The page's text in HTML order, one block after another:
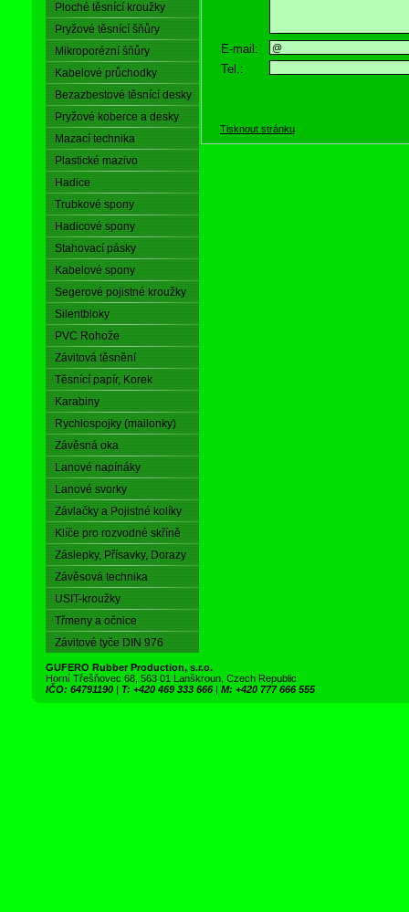
Ploché těsnící kroužky
Pryžové těsnící šňůry
Mikroporézní šňůry
Kabelové průchodky
Bezazbestové těsnící desky
Pryžové koberce a desky
Mazací technika
Plastické mazivo
Hadice
Trubkové spony
Hadicové spony
Stahovací pásky
Kabelové spony
Segerové pojistné kroužky
Silentbloky
PVC Rohože
Závitová těsnění
Těsnící papír, Korek
Karabiny
Rychlospojky (mailonky)
Závěsná oka
Lanové napínáky
Lanové svorky
Závlačky a Pojistné kolíky
Klíče pro rozvodné skříně
Záslepky, Přísavky, Dorazy
Závěsová technika
USIT-kroužky
Třmeny a očnice
Závitové tyče DIN 976
E-mail:
Tel.:
Tisknout stránku
GUFERO Rubber Production, s.r.o.
Horní Třešňovec 68, 563 01 Lanškroun, Czech Republic
IČO: 64791190 | T: +420 469 333 666 | M: +420 777 666 555